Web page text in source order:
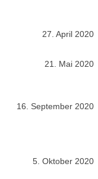
27. April 2020
21. Mai 2020
16. September 2020
5. Oktober 2020